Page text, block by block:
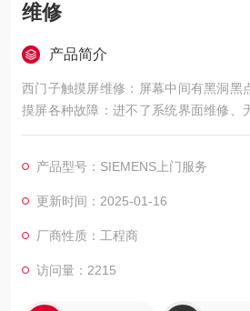
维修
产品简介
西门子触摸屏维修：屏幕中间有黑洞黑
摸屏各种故障：进不了系统界面维修、
楚维修；黑屏维修，花屏维修，白屏维
开机走一半不动、开机不能进入程序
机；触摸屏灯管不亮；触摸屏玻璃烂维
产品型号：SIEMENS上门服务
更新时间：2025-01-16
厂商性质：工程商
访问量：2215